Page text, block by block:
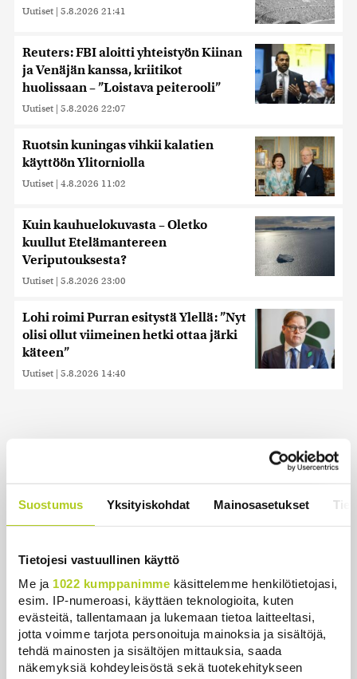
Suostumus Yksityiskohdat Mainosasetukset
Tietojesi vastuullinen käyttö
Me ja 1022 kumppanimme käsittelemme henkilötietojasi,
esim. IP-numeroasi, käyttäen teknologioita, kuten
evästeitä, tallentamaan ja lukemaan tietoa laitteeltasi,
jotta voimme tarjota personoituja mainoksia ja sisältöjä,
tehdä mainosten ja sisältöjen mittauksia, saada
näkemyksiä kohdeyleisöstä sekä tuotekehitykseen
Uutiset | 5.8.2026 21:41
Reuters: FBI aloitti yhteistyön Kiinan
ja Venäjän kanssa, kriitikot
huolissaan – ”Loistava peiterooli”
Uutiset | 5.8.2026 22:07
Ruotsin kuningas vihkii kalatien
käyttöön Ylitorniolla
Uutiset | 4.8.2026 11:02
Kuin kauhuelokuvasta – Oletko
kuullut Etelämantereen
Veriputouksesta?
Uutiset | 5.8.2026 23:00
Lohi roimi Purran esitystä Ylellä: ”Nyt
olisi ollut viimeinen hetki ottaa järki
käteen”
Uutiset | 5.8.2026 14:40
Lämpöennätys meni uusiksi Slovakiassa toisena
Valtiovarainministeriön leikkausehdotus voi
pidentää Kelan käsittelyaikoja
Uutiset | 6.8.2026 17:16
Liettuan sotilastiedustelun mukaan Venäjä
harkitsee hyökkäyksiä Baltiaan